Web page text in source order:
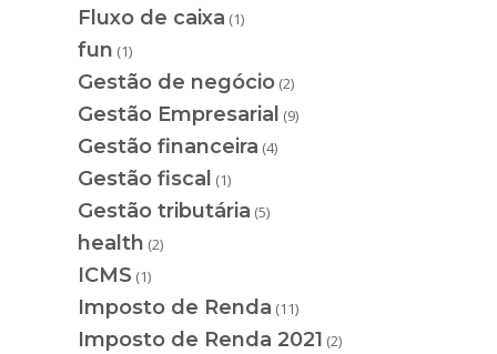
Fluxo de caixa (1)
fun (1)
Gestão de negócio (2)
Gestão Empresarial (9)
Gestão financeira (4)
Gestão fiscal (1)
Gestão tributária (5)
health (2)
ICMS (1)
Imposto de Renda (11)
Imposto de Renda 2021 (2)